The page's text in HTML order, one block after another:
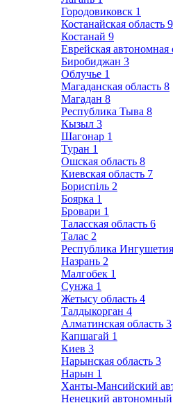
Городовиковск 1
Костанайская область 9
Костанай 9
Еврейская автономная
Биробиджан 3
Облучье 1
Магаданская область 8
Магадан 8
Республика Тыва 8
Кызыл 3
Шагонар 1
Туран 1
Ошская область 8
Киевская область 7
Бориспіль 2
Боярка 1
Бровари 1
Таласская область 6
Талас 2
Республика Ингушетия
Назрань 2
Малгобек 1
Сунжа 1
Жетысу область 4
Талдыкорган 4
Алматинская область 3
Капшагай 1
Киев 3
Нарынская область 3
Нарын 1
Ханты-Мансийский
Ненецкий автономный